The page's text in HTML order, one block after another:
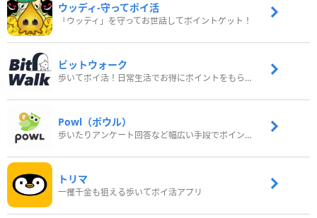
ウッディ‐守ってポイ活
「ウッディ」を守ってお世話してポイントゲット！
ビットウォーク
歩いてポイ活！日常生活でお得にポイントをもらおう
Powl（ポウル）
歩いたりアンケート回答など幅広い手段でポイントをゲット
トリマ
一攫千金も狙える歩いてポイ活アプリ